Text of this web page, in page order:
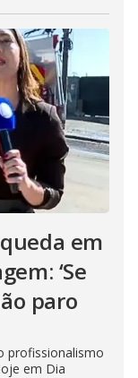
em
‘Se
paro
profissionalismo
em Dia